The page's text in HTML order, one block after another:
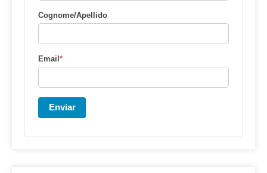
Cognome/Apellido
Email*
Enviar